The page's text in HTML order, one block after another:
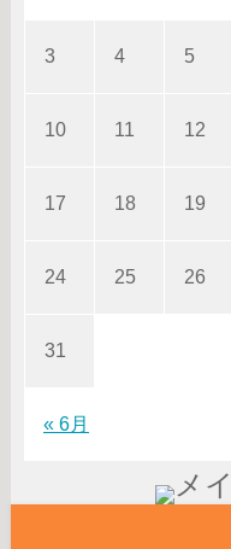
« 6月
3 4 5
10 11 12
17 18 19
24 25 26
31